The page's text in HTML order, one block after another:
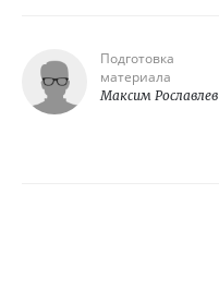
Подготовка
материала
Максим Рославлев